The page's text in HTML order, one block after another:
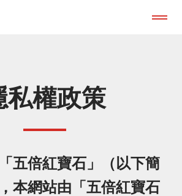
成功案例
GitLab 諮詢服務
產品
私權政策
五倍紅寶石」（以下簡
本網站由「五倍紅寶石